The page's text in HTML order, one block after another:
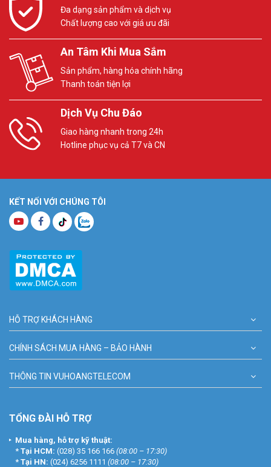
Đa dạng sản phẩm và dịch vụ
Chất lượng cao với giá ưu đãi
An Tâm Khi Mua Sắm
Sản phẩm, hàng hóa chính hãng
Thanh toán tiện lợi
Dịch Vụ Chu Đáo
Giao hàng nhanh trong 24h
Hotline phục vụ cả T7 và CN
KẾT NỐI VỚI CHÚNG TÔI
HỖ TRỢ KHÁCH HÀNG
CHÍNH SÁCH MUA HÀNG – BẢO HÀNH
THÔNG TIN VUHOANGTELECOM
TỔNG ĐÀI HỖ TRỢ
Mua hàng, hỗ trợ kỹ thuật:
* Tại HCM: (028) 35 166 166 (08:00 – 17:30)
* Tại HN: (024) 6256 1111 (08:00 – 17:30)